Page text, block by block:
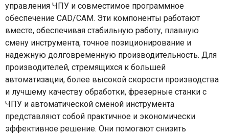
управления ЧПУ и совместимое программное
обеспечение CAD/CAM. Эти компоненты работают
вместе, обеспечивая стабильную работу, плавную
смену инструмента, точное позиционирование и
надежную долговременную производительность. Для
производителей, стремящихся к большей
автоматизации, более высокой скорости производства
и лучшему качеству обработки, фрезерные станки с
ЧПУ и автоматической сменой инструмента
представляют собой практичное и экономически
эффективное решение. Они помогают снизить